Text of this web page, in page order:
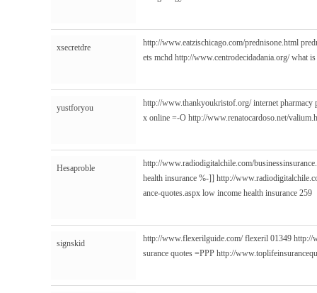
xsecretdre http://www.eatzischicago.com/prednisone.html
ets mchd http://www.centrodecidadania.org/what
yustforyou http://www.thankyoukristof.org/internet pharmacy
x online =-O http://www.renatocardoso.net/
Hesaproble
http://www.radiodigitalchile.com/
health insurance %-]] http://
ance-quotes.aspx low income health insurance 259
signskid http://www.flexerilguide.com/flexeril 01349 http://
surance quotes =PPP http://